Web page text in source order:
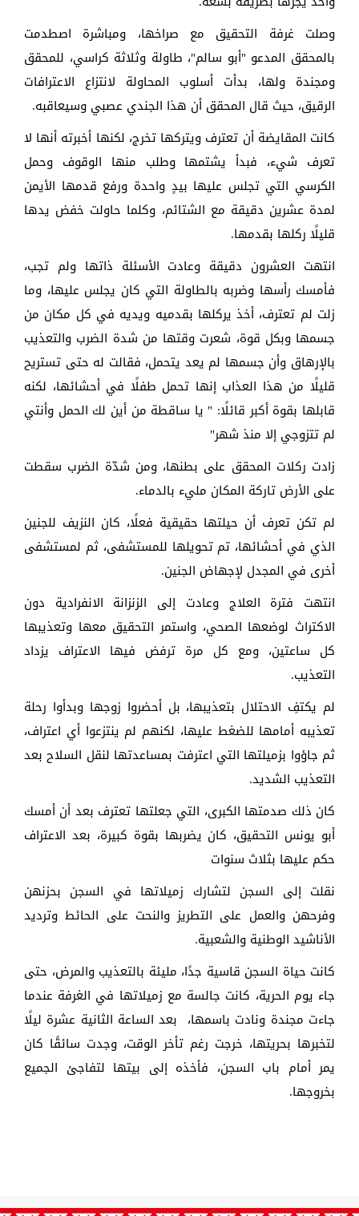
وصلت غرفة التحقيق مع صراخها، ومباشرة اصطدمت
بالمحقق المدعو "أبو سالم"، طاولة وثلاثة كراسي، للمحقق
ومجندة ولها، بدأت أسلوب المحاولة لانتزاع الاعترافات
الرقيق، حيث قال المحقق أن هذا الجندي عصبي وسيعاقبه.
كانت المقايضة أن تعترف ويتركها تخرج، لكنها أخبرته أنها لا
تعرف شيء، فبدأ يشتمها وطلب منها الوقوف وحمل
الكرسي التي تجلس عليها بيدٍ واحدة ورفع قدمها الأيمن
لمدة عشرين دقيقة مع الشتائم، وكلما حاولت خفض يدها
قليلًا ركلها بقدمها.
انتهت العشرون دقيقة وعادت الأسئلة ذاتها ولم تجب،
فأمسك رأسها وضربه بالطاولة التي كان يجلس عليها، وما
زلت لم تعترف، أخذ يركلها بقدميه ويديه في كل مكان من
جسمها وبكل قوة، شعرت وقتها من شدة الضرب والتعذيب
بالإرهاق وأن جسمها لم يعد يتحمل، فقالت له حتى تستريح
قليلًا من هذا العذاب إنها تحمل طفلًا في أحشائها، لكنه
قابلها بقوة أكبر قائلًا: " يا ساقطة من أين لك الحمل وأنتي
لم تتزوجي إلا منذ شهر"
زادت ركلات المحقق على بطنها، ومن شدّة الضرب سقطت
على الأرض تاركة المكان مليء بالدماء.
لم تكن تعرف أن حيلتها حقيقية فعلًا، كان النزيف للجنين
الذي في أحشائها، تم تحويلها للمستشفى، ثم لمستشفى
أخرى في المجدل لإجهاض الجنين.
انتهت فترة العلاج وعادت إلى الزنزانة الانفرادية دون
الاكتراث لوضعها الصحي، واستمر التحقيق معها وتعذيبها
كل ساعتين، ومع كل مرة ترفض فيها الاعتراف يزداد
التعذيب.
لم يكتفِ الاحتلال بتعذيبها، بل أحضروا زوجها وبدأوا رحلة
تعذيبه أمامها للضغط عليها، لكنهم لم ينتزعوا أي اعتراف،
ثم جاؤوا بزميلتها التي اعترفت بمساعدتها لنقل السلاح بعد
التعذيب الشديد.
كان ذلك صدمتها الكبرى، التي جعلتها تعترف بعد أن أمسك
أبو يونس التحقيق، كان يضربها بقوة كبيرة، بعد الاعتراف
حكم عليها بثلاث سنوات
نقلت إلى السجن لتشارك زميلاتها في السجن بحزنهن
وفرحهن والعمل على التطريز والنحت على الحائط وترديد
الأناشيد الوطنية والشعبية.
كانت حياة السجن قاسية جدًا، مليئة بالتعذيب والمرض، حتى
جاء يوم الحرية، كانت جالسة مع زميلاتها في الغرفة عندما
جاءت مجندة ونادت باسمها، بعد الساعة الثانية عشرة ليلًا
لتخبرها بحريتها، خرجت رغم تأخر الوقت، وجدت سائقًا كان
يمر أمام باب السجن، فأخذه إلى بيتها لتفاجئ الجميع
بخروجها.